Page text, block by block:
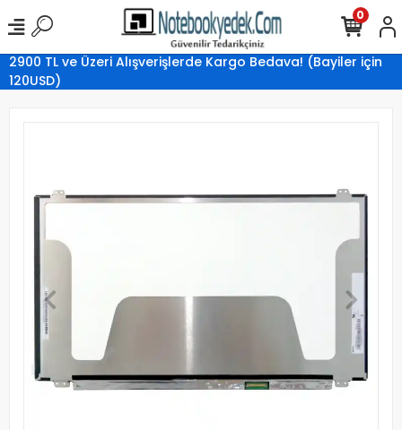
2900 TL ve Üzeri Alışverişlerde Kargo Bedava! (Bayiler için
120USD)
0